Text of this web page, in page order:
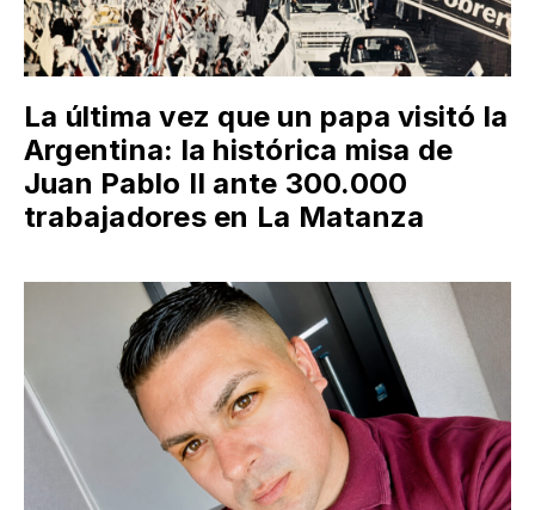
La última vez que un papa visitó la
Argentina: la histórica misa de
Juan Pablo II ante 300.000
trabajadores en La Matanza